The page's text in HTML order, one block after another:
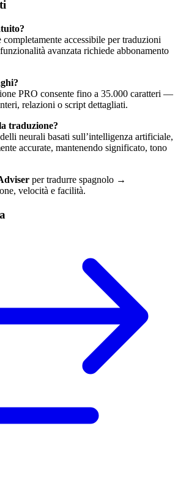
accessibile per traduzioni
avanzata richiede abbonamento
PRO consente fino a 35.000 caratteri —
relazioni o script dettagliati.
traduzione?
neurali basati sull’intelligenza artificiale,
accurate, mantenendo significato, tono
per tradurre spagnolo →
velocità e facilità.